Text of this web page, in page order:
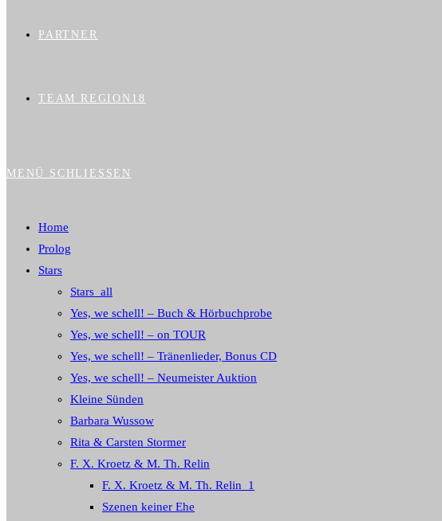
PARTNER
TEAM REGION18
MENÜ SCHLIESSEN
Home
Prolog
Stars
Stars_all
Yes, we schell! – Buch & Hörbuchprobe
Yes, we schell! – on TOUR
Yes, we schell! – Tränenlieder, Bonus CD
Yes, we schell! – Neumeister Auktion
Kleine Sünden
Barbara Wussow
Rita & Carsten Stormer
F. X. Kroetz & M. Th. Relin
F. X. Kroetz & M. Th. Relin_1
Szenen keiner Ehe